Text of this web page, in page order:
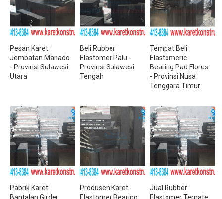
Pesan Karet
Jembatan Manado
- Provinsi Sulawesi
Utara
Beli Rubber
Elastomer Palu -
Provinsi Sulawesi
Tengah
Tempat Beli
Elastomeric
Bearing Pad Flores
- Provinsi Nusa
Tenggara Timur
Pabrik Karet
Bantalan Girder
Produsen Karet
Elastomer Bearing
Jual Rubber
Elastomer Ternate